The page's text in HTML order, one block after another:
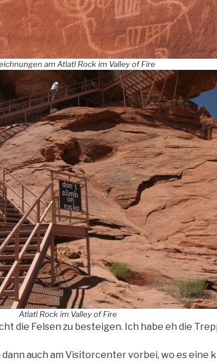
am Atlatl Rock im Valley of Fire
Atlatl Rock im Valley of Fire
die Felsen zu besteigen. Ich habe eh die
auch am Visitorcenter vorbei, wo es eine